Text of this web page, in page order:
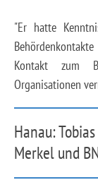
"Er hatte
Kontakt zum
Organisationen
Hanau:
Merkel und